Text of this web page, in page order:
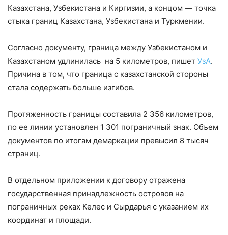
Казахстана, Узбекистана и Киргизии, а концом — точка
стыка границ Казахстана, Узбекистана и Туркмении.
Согласно документу, граница между Узбекистаном и
Казахстаном удлинилась на 5 километров, пишет УзА.
Причина в том, что граница с казахстанской стороны
стала содержать больше изгибов.
Протяженность границы составила 2 356 километров,
по ее линии установлен 1 301 пограничный знак. Объем
документов по итогам демаркации превысил 8 тысяч
страниц.
В отдельном приложении к договору отражена
государственная принадлежность островов на
пограничных реках Келес и Сырдарья с указанием их
координат и площади.